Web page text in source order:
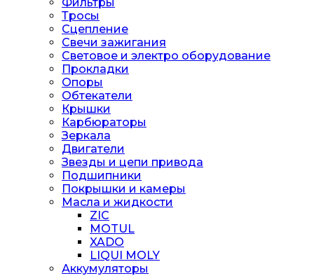
Тросы
Сцепление
Свечи зажигания
Световое и электро оборудование
Прокладки
Опоры
Обтекатели
Крышки
Карбюраторы
Зеркала
Двигатели
Звезды и цепи привода
Подшипники
Покрышки и камеры
Масла и жидкости
ZIC
MOTUL
XADO
LIQUI MOLY
Аккумуляторы